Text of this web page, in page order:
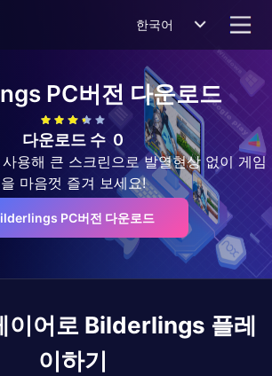
한국어
PC버전 다운로드
다운로드 수 0
용해 큰 스크린으로 발열현상 없이 게임
을 마음껏 즐겨 보세요!
PC버전 다운로드
이어로 Bilderlings 플레
이하기